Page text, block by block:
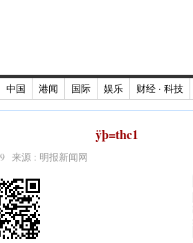
中国 港闻 国际 娱乐 财经 · 科技
ÿþ=thc1
来源 : 明报新闻网